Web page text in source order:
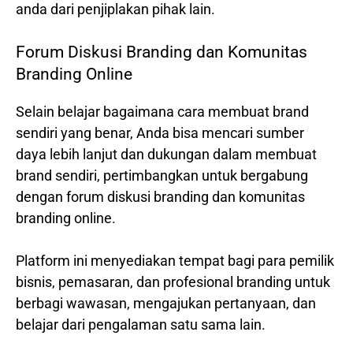
anda dari penjiplakan pihak lain.
Forum Diskusi Branding dan Komunitas
Branding Online
Selain belajar bagaimana cara membuat brand
sendiri yang benar, Anda bisa mencari sumber
daya lebih lanjut dan dukungan dalam membuat
brand sendiri, pertimbangkan untuk bergabung
dengan forum diskusi branding dan komunitas
branding online.
Platform ini menyediakan tempat bagi para pemilik
bisnis, pemasaran, dan profesional branding untuk
berbagi wawasan, mengajukan pertanyaan, dan
belajar dari pengalaman satu sama lain.